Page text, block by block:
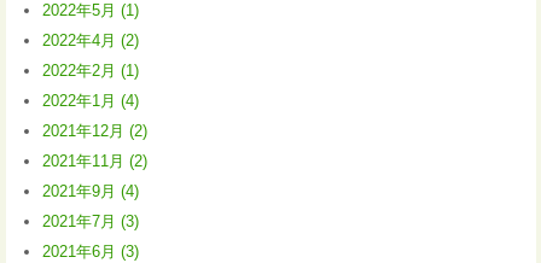
2022年5月 (1)
2022年4月 (2)
2022年2月 (1)
2022年1月 (4)
2021年12月 (2)
2021年11月 (2)
2021年9月 (4)
2021年7月 (3)
2021年6月 (3)